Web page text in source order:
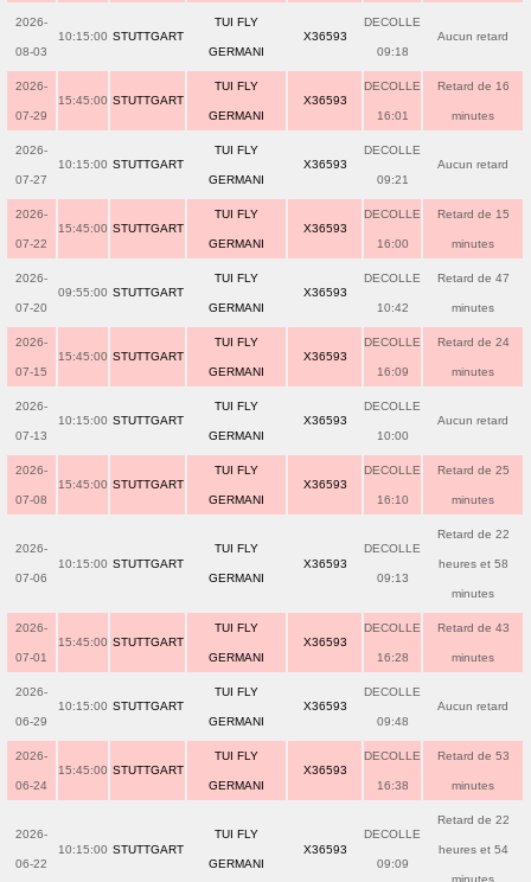
2026-
08-03
10:15:00 STUTTGART
TUI FLY
GERMANI
X36593
DECOLLE
09:18
Aucun retard
2026-
07-29
15:45:00 STUTTGART
TUI FLY
GERMANI
X36593
DECOLLE
16:01
Retard de 16
minutes
2026-
07-27
10:15:00 STUTTGART
TUI FLY
GERMANI
X36593
DECOLLE
09:21
Aucun retard
2026-
07-22
15:45:00 STUTTGART
TUI FLY
GERMANI
X36593
DECOLLE
16:00
Retard de 15
minutes
2026-
07-20
09:55:00 STUTTGART
TUI FLY
GERMANI
X36593
DECOLLE
10:42
Retard de 47
minutes
2026-
07-15
15:45:00 STUTTGART
TUI FLY
GERMANI
X36593
DECOLLE
16:09
Retard de 24
minutes
2026-
07-13
10:15:00 STUTTGART
TUI FLY
GERMANI
X36593
DECOLLE
10:00
Aucun retard
2026-
07-08
15:45:00 STUTTGART
TUI FLY
GERMANI
X36593
DECOLLE
16:10
Retard de 25
minutes
2026-
07-06
10:15:00 STUTTGART
TUI FLY
GERMANI
X36593
DECOLLE
09:13
Retard de 22
heures et 58
minutes
2026-
07-01
15:45:00 STUTTGART
TUI FLY
GERMANI
X36593
DECOLLE
16:28
Retard de 43
minutes
2026-
06-29
10:15:00 STUTTGART
TUI FLY
GERMANI
X36593
DECOLLE
09:48
Aucun retard
2026-
06-24
15:45:00 STUTTGART
TUI FLY
GERMANI
X36593
DECOLLE
16:38
Retard de 53
minutes
2026-
06-22
10:15:00 STUTTGART
TUI FLY
GERMANI
X36593
DECOLLE
09:09
Retard de 22
heures et 54
minutes